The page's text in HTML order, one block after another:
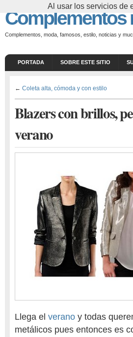
Complementos
Complementos, moda, famosos, estilo, noticias y
PORTADA SOBRE ESTE SITIO
← Coleta alta, cómoda y con estilo
Blazers con brillos,
verano
Llega el verano y todas
metálicos pues entonces es
Al usar los servicios de